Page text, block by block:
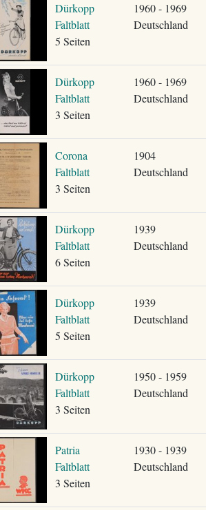
Dürkopp
Faltblatt
5 Seiten
1960 - 1969
Deutschland
Dürkopp
Faltblatt
3 Seiten
1960 - 1969
Deutschland
Corona
Faltblatt
3 Seiten
1904
Deutschland
Dürkopp
Faltblatt
6 Seiten
1939
Deutschland
Dürkopp
Faltblatt
5 Seiten
1939
Deutschland
Dürkopp
Faltblatt
3 Seiten
1950 - 1959
Deutschland
Patria
Faltblatt
3 Seiten
1930 - 1939
Deutschland